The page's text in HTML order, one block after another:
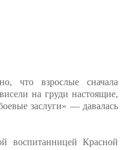
что взрослые сначала
на груди настоящие,
заслуги» — давалась
воспитанницей Красной